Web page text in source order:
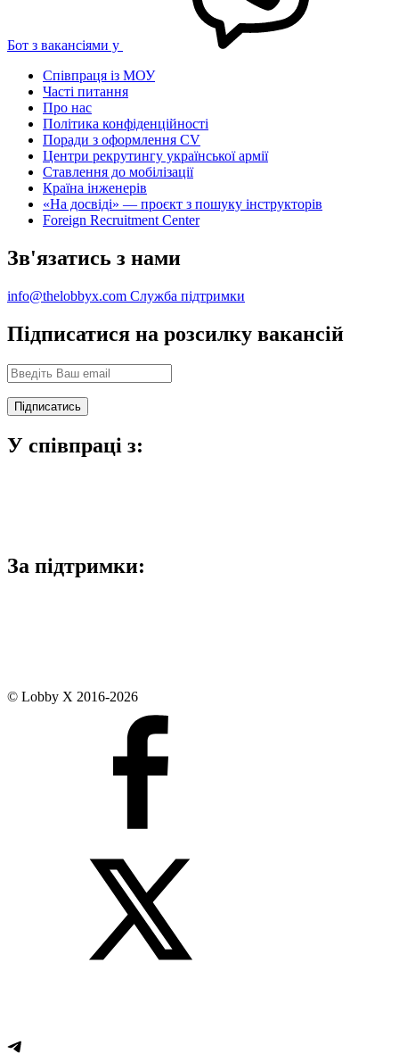
Бот з вакансіями у
Співпраця із МОУ
Часті питання
Про нас
Політика конфіденційності
Поради з оформлення CV
Центри рекрутингу української армії
Ставлення до мобілізації
Країна інженерів
«На досвіді» — проєкт з пошуку інструкторів
Foreign Recruitment Center
Зв'язатись з нами
info@thelobbyx.com Служба підтримки
Підписатися на розсилку вакансій
У співпраці з:
За підтримки:
© Lobby X 2016-2026